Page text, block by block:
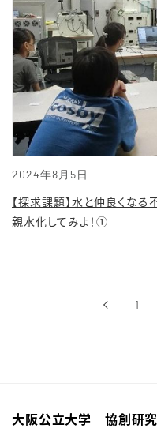
2024年8月5日
【探求課題】水と仲良くな
親水化してみよ！①
‹前へ 1
大阪公立大学 協創研究